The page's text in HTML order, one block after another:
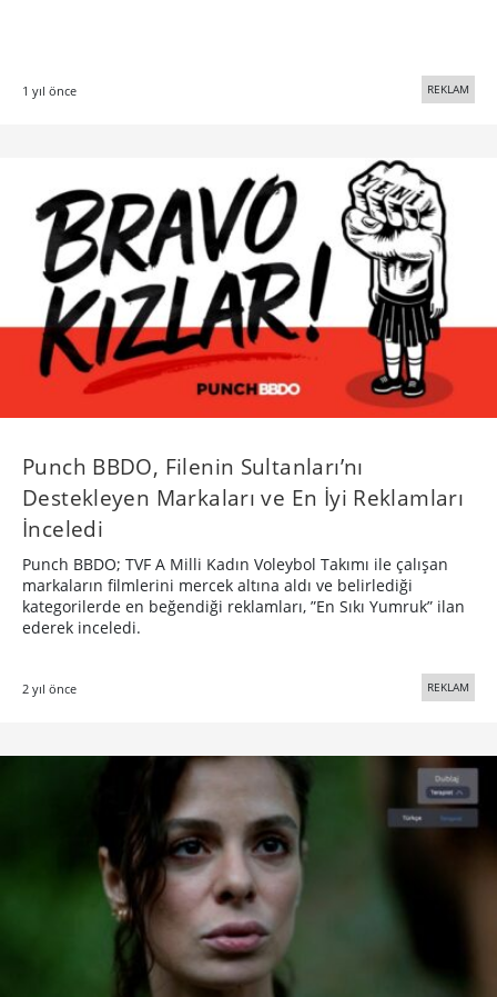
1 yıl önce REKLAM
Punch BBDO, Filenin Sultanları’nı
Destekleyen Markaları ve En İyi Reklamları
İnceledi
Punch BBDO; TVF A Milli Kadın Voleybol Takımı ile çalışan
markaların filmlerini mercek altına aldı ve belirlediği
kategorilerde en beğendiği reklamları, ”En Sıkı Yumruk” ilan
ederek inceledi.
2 yıl önce REKLAM